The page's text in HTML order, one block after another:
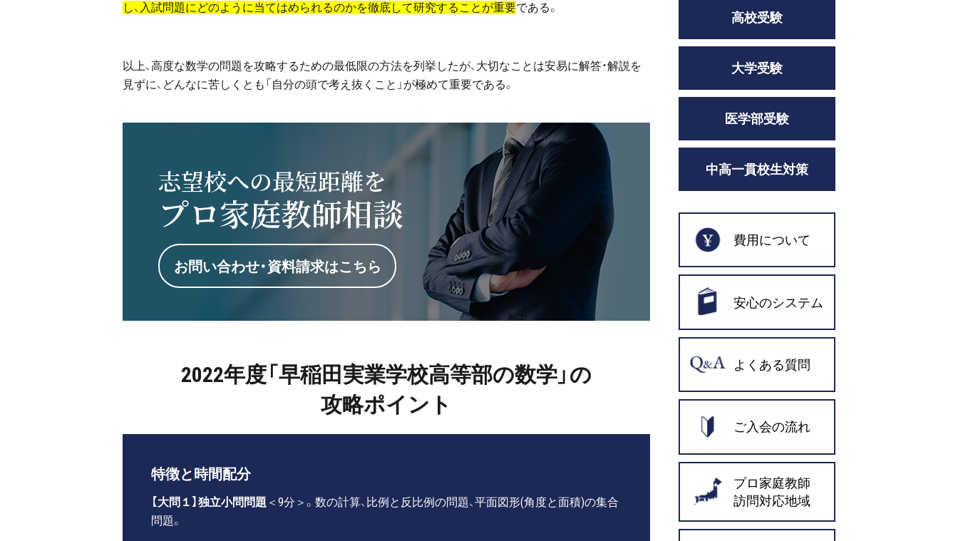
し、入試問題にどのように当てはめられるのかを徹底して研究することが重要である。
以上、高度な数学の問題を攻略するための最低限の方法を列挙したが、大切なことは安易に解答・解説を
見ずに、どんなに苦しくとも「自分の頭で考え抜くこと」が極めて重要である。
志望校への最短距離を
プロ家庭教師相談
お問い合わせ・資料請求はこちら
2022年度「早稲田実業学校高等部の数学」の
攻略ポイント
特徴と時間配分
【大問１】独立小問問題 ＜9分＞。数の計算、比例と反比例の問題、平面図形(角度と面積)の集合
問題。
高校受験
大学受験
医学部受験
中高一貫校生対策
費用について
安心のシステム
よくある質問
ご入会の流れ
プロ家庭教師
訪問対応地域